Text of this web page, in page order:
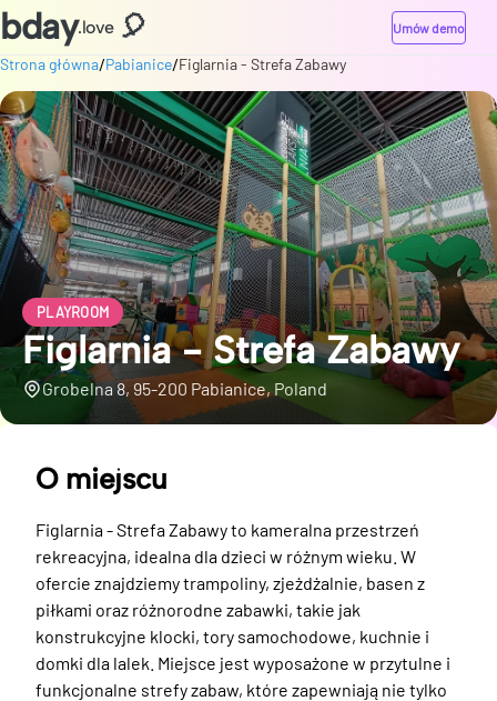
bday.love 🎈 Umów demo
Strona główna/Pabianice/Figlarnia - Strefa Zabawy
PLAYROOM
Figlarnia - Strefa Zabawy
Grobelna 8, 95-200 Pabianice, Poland
O miejscu
Figlarnia - Strefa Zabawy to kameralna przestrzeń
rekreacyjna, idealna dla dzieci w różnym wieku. W
ofercie znajdziemy trampoliny, zjeżdżalnie, basen z
piłkami oraz różnorodne zabawki, takie jak
konstrukcyjne klocki, tory samochodowe, kuchnie i
domki dla lalek. Miejsce jest wyposażone w przytulne i
funkcjonalne strefy zabaw, które zapewniają nie tylko